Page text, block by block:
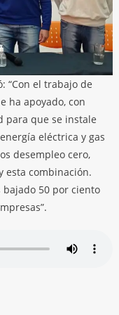
“Con el trabajo de
ha apoyado, con
para que se instale
eléctrica y gas
desempleo cero,
esta combinación.
bajado 50 por ciento